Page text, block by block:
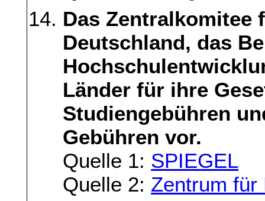
Das
Deutschland, das
Länder für ihre
Studiengebühren
Gebühren vor.
Quelle 1: SPIEGEL
Quelle 2: Zentrum für